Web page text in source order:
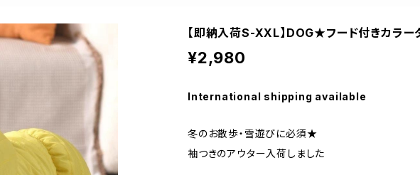
【即納入荷S-XXL】DOG★フード付きカラー
¥2,980
International shipping available
冬のお散歩・雪遊びに必須★
袖つきのアウター入荷しました